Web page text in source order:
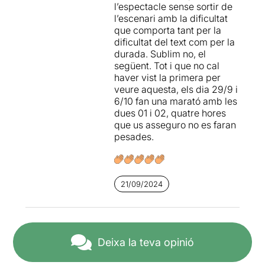
No hi ha escenografia, no hi
ha tècnics, és el mateix actor
qui manipula tots els
recursos (llum, so, efectes
especials).
Són dues hores de
monòlegs, soliloquis i text
que passen volant.
És una obra amena,
divertida i molt original.
Ha estat una nit inoblidable
Una autèntica joia teatral.
No us la perdreu!
farà la marató de Hamlet.
l'actor com per a aquells
espectadors que estimen el
teatre, gaudeixen dels
clàssics universals i
agraeixen que se'ls
expliquin d'una manera
nova i sorprenent.
en què un sol actor
personatges de l'obra - un
format que també estem
veient actualment amb Joel
Joan en una proposta
Baixa de fa uns anys-, sinó
l’espectacle sense sortir de
l’escenari amb la dificultat
que comporta tant per la
dificultat del text com per la
durada. Sublim no, el
següent. Tot i que no cal
haver vist la primera per
veure aquesta, els dia 29/9 i
6/10 fan una marató amb les
dues 01 i 02, quatre hores
que us asseguro no es faran
pesades.
21/09/2024
Deixa la teva opinió